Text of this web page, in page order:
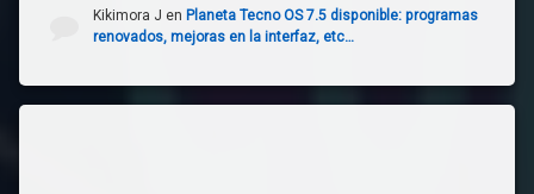
Kikimora J en Planeta Tecno OS 7.5 disponible: programas
renovados, mejoras en la interfaz, etc…